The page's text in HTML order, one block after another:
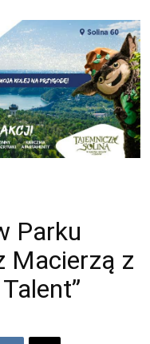
Parku
Macierzą z